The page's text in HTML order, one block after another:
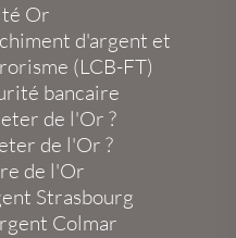
Or
d'argent et
(LCB-FT)
bancaire
de l'Or ?
de l'Or ?
de l'Or
Strasbourg
Colmar